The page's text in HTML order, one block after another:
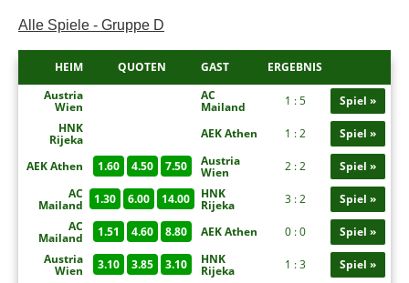
Alle Spiele - Gruppe D
HEIM QUOTEN GAST
ERGEBNIS
Austria
Wien
AC
Mailand 1 : 5
Spiel »
HNK
Rijeka AEK Athen 1 : 2 Spiel »
AEK Athen 1.60 4.50 7.50 Austria
Wien 2 : 2
Spiel »
AC
Mailand 1.30 6.00 14.00 HNK
Rijeka 3 : 2
Spiel »
AC
Mailand 1.51 4.60 8.80 AEK Athen 0 : 0
Spiel »
Austria
Wien 3.10 3.85 3.10 HNK
Rijeka 1 : 3 Spiel »